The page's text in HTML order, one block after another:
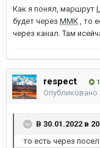
Как я понял, маршрут
будет через ММК , то
через канал. Там
respect
Опубликовано
В 30.01.2022 в
то есть через